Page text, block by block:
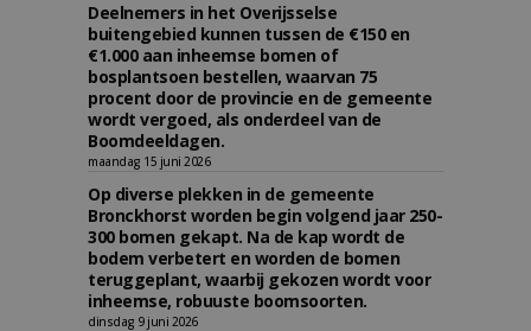
Deelnemers in het Overijsselse
buitengebied kunnen tussen de €150 en
€1.000 aan inheemse bomen of
bosplantsoen bestellen, waarvan 75
procent door de provincie en de gemeente
wordt vergoed, als onderdeel van de
Boomdeeldagen.
maandag 15 juni 2026
Op diverse plekken in de gemeente
Bronckhorst worden begin volgend jaar 250-
300 bomen gekapt. Na de kap wordt de
bodem verbetert en worden de bomen
teruggeplant, waarbij gekozen wordt voor
inheemse, robuuste boomsoorten.
dinsdag 9 juni 2026